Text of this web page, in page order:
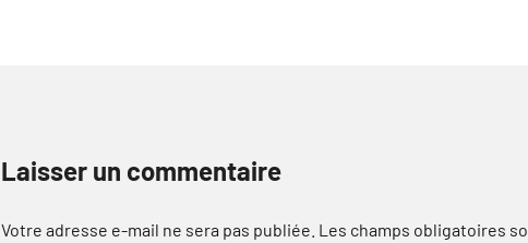
Laisser un commentaire
Votre adresse e-mail ne sera pas publiée. Les champs obligatoires